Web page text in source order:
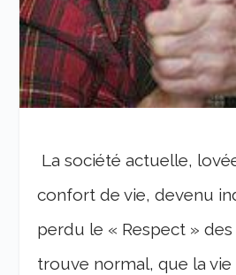
La société actuelle,
confort de vie, devenu
perdu le « Respect »
trouve normal, que la